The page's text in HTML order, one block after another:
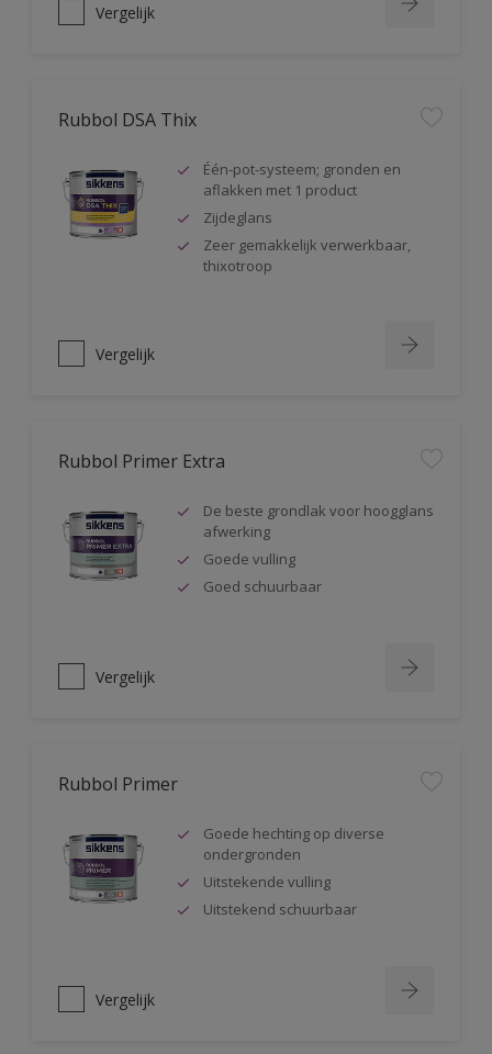
Vergelijk
Rubbol DSA Thix
Één-pot-systeem; gronden en
aflakken met 1 product
Zijdeglans
Zeer gemakkelijk verwerkbaar,
thixotroop
Vergelijk
Rubbol Primer Extra
De beste grondlak voor hoogglans
afwerking
Goede vulling
Goed schuurbaar
Vergelijk
Rubbol Primer
Goede hechting op diverse
ondergronden
Uitstekende vulling
Uitstekend schuurbaar
Vergelijk